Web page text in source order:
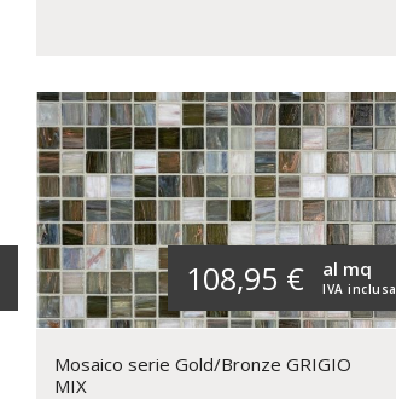
108,95 € IVA inclusa
al mq
Mosaico serie Gold/Bronze GRIGIO
MIX